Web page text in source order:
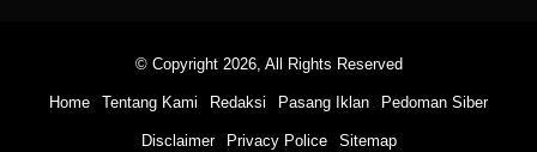
© Copyright 2026, All Rights Reserved
Home Tentang Kami Redaksi Pasang Iklan Pedoman Siber
Disclaimer Privacy Police Sitemap